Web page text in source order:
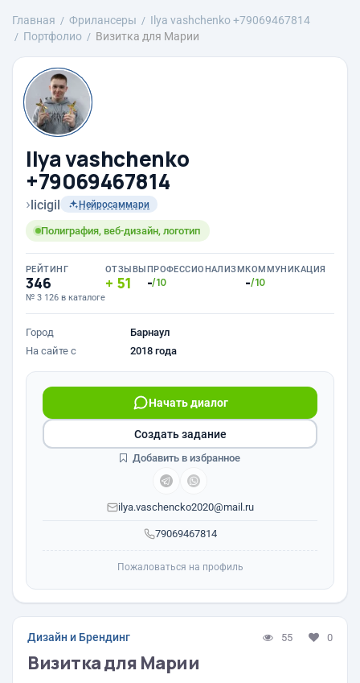
Главная Фрилансеры
Ilya vashchenko +79069467814
Портфолио
Визитка для Марии
Ilya vashchenko
+79069467814
›licigil Нейросаммари
Полиграфия, веб-дизайн, логотип
РЕЙТИНГ
346
№ 3 126 в каталоге
ОТЗЫВЫ
51
ПРОФЕССИОНАЛИЗМ
-/10
КОММУНИКАЦИЯ
-/10
Город
Барнаул
На сайте с
2018 года
79069467814
Начать диалог
ilya.vaschencko2020@mail.ru
Создать задание
Добавить в избранное
Пожаловаться на профиль
Дизайн и Брендинг 55 0
Визитка для Марии